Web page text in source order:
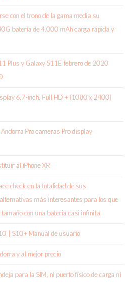
con el trono de la gama media su
batería de 4.000 mAh carga rápida y
Plus y Galaxy S11E febrero de 2020
6.7-inch, Full HD + (1080 x 2400)
Pro cameras Pro display
al iPhone XR
check en la totalidad de sus
más interesantes para los que
tamaño con una bateria casi infinita
| S10+ Manual de usuario
y al mejor precio
para la SIM, ni puerto físico de carga ni